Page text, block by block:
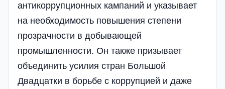
антикоррупционных кампаний и указывает
на необходимость повышения степени
прозрачности в добывающей
промышленности. Он также призывает
объединить усилия стран Большой
Двадцатки в борьбе с коррупцией и даже